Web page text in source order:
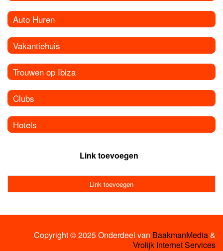
Auto Huren
Vakantiehuis
Trouwen op Ibiza
Clubs
Hotels
Link toevoegen
Link toevoegen
Copyright © 2025 Onderdeel van BaakmanMedia&
Vrolijk Internet Services